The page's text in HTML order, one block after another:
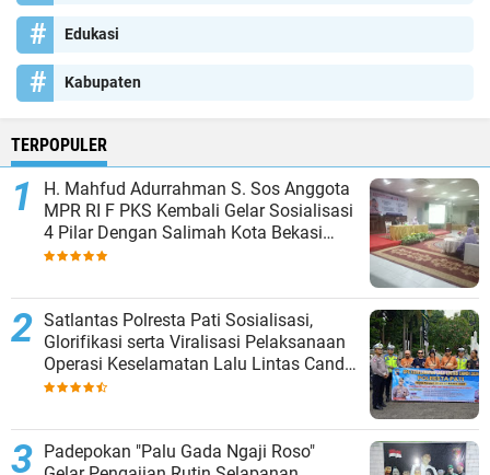
Edukasi
Kabupaten
TERPOPULER
H. Mahfud Adurrahman S. Sos Anggota
MPR RI F PKS Kembali Gelar Sosialisasi
4 Pilar Dengan Salimah Kota Bekasi
pada Masa Reses
Satlantas Polresta Pati Sosialisasi,
Glorifikasi serta Viralisasi Pelaksanaan
Operasi Keselamatan Lalu Lintas Candi
2024
Padepokan "Palu Gada Ngaji Roso"